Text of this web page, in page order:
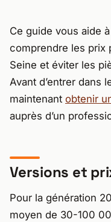
Ce guide vous aide
comprendre les prix
Seine et éviter les
Avant d’entrer dans
maintenant obtenir
auprès d’un
Versions et
Pour la génération
moyen de 30-100